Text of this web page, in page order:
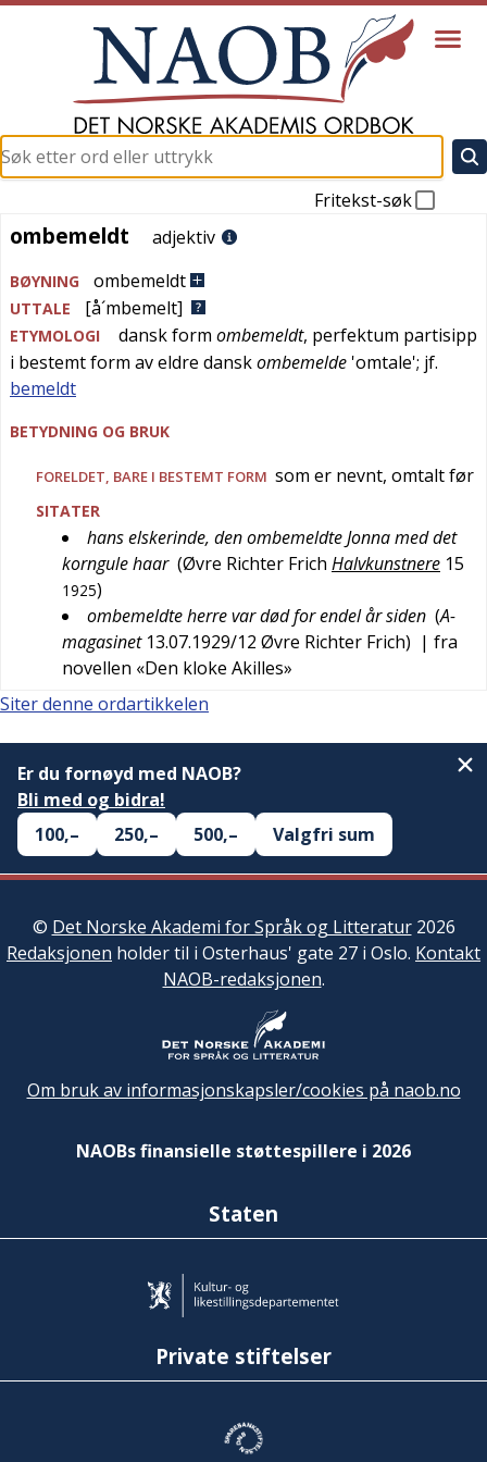
Fritekst-søk
ombemeldt
ombemeldt adjektiv
BØYNING ombemeldt
UTTALE [å´mbemelt]
ETYMOLOGI danskform ombemeldt, perfektum partisipp
i bestemt form aveldre danskombemelde 'omtale'; jf.
bemeldt
BETYDNING OG BRUK
FORELDET, BARE I BESTEMT FORM som er nevnt, omtalt før
SITATER
hans elskerinde, den ombemeldte Jonna med det
korngule haar (Øvre Richter Frich Halvkunstnere 15
1925)
ombemeldte herre var død for endel år siden (A-
magasinet 13.07.1929/12 Øvre Richter Frich) | fra
novellen «Den kloke Akilles»
Siter denne ordartikkelen
Er du fornøyd med NAOB?
Bli med og bidra!
100,–
250,– 500,– Valgfri sum
© Det Norske Akademi for Språk og Litteratur2026
Redaksjonen holder til i Osterhaus' gate 27 i Oslo. Kontakt
NAOB-redaksjonen.
Om bruk av informasjonskapsler/cookies på naob.no
NAOBs finansielle støttespillere i 2026
Staten
Private stiftelser